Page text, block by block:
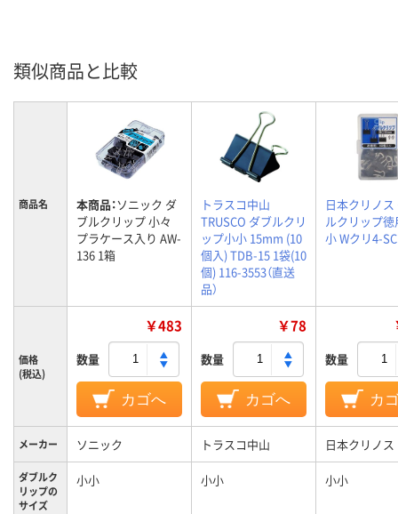
類似商品と比較
商品名 本商品：ソニック ダ
ブルクリップ 小々
プラケース入り AW-
136 1箱
トラスコ中山
TRUSCO ダブルクリ
ップ小小 15mm (10
個入) TDB-15 1袋(10
個) 116-3553（直送
品）
日本クリノス
ルクリップ徳
小 Wクリ4-
価格
(税込)
￥483
数量
カゴへ
￥78
数量
カゴへ
数量
カ
メーカー ソニック トラスコ中山 日本クリノス
ダブルク
リップの
サイズ
小小 小小 小小